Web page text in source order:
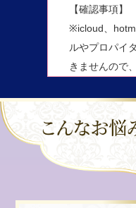
【確認事項】
※icloud、
ルやプロパイ
きませんので
迷惑フォルダ
が増えていま
ご確認くださ
は、お手数で
度ご登録をお